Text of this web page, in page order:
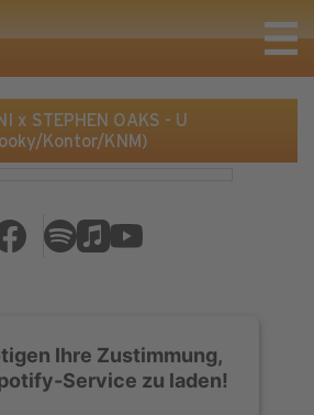
x STEPHEN OAKS - U
Kontor/KNM)
Ihre Zustimmung,
Service zu laden!